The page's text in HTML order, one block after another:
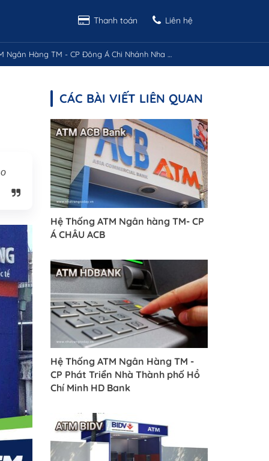
Thanh toán Liên hệ
Hàng TM - CP Đông Á Chi Nhánh Nha Trang
CÁC BÀI VIẾT LIÊN QUAN
Hệ Thống ATM Ngân hàng TM- CP
Á CHÂU ACB
Hệ Thống ATM Ngân Hàng TM -
CP Phát Triển Nhà Thành phố Hồ
Chí Minh HD Bank